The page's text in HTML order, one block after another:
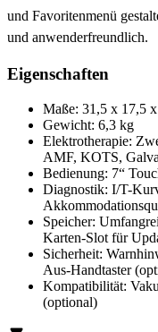
und Favoritenmenü
und anwenderfreundlich.
Eigenschaften
Maße: 31,5 x 17,5
Gewicht: 6,3 kg
Elektrotherapie:
AMF, KOTS,
Bedienung: 7“
Diagnostik: I/T-
Speicher:
Karten-Slot für
Sicherheit:
Aus-Handtaster
Kompatibilität:
(optional)